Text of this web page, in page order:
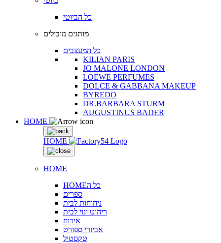
כל הביוטי
מותגים מובילים
כל המעצבים
KILIAN PARIS
JO MALONE LONDON
LOEWE PERFUMES
DOLCE & GABBANA MAKEUP
BYREDO
DR.BARBARA STURM
AUGUSTINUS BADER
HOME
HOME
HOME
HOMEכל ה
ספרים
ניחוחות לבית
ריהוט ונוי לבית
אירוח
אביזרי ספורט
טקסטיל